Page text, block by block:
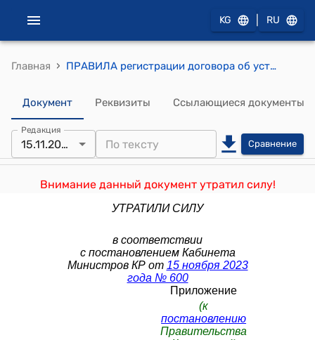
KG RU
Главная › ПРАВИЛА регистрации договора об уступке охранного документа на объект промышленной собственности, селекционное достижение, лицензионного до- говора о предоставлении права на их использование, договора о залоге исключительного права на объект промышленной собственности и договора о передаче технологии (к постановлению Правительства КР от 4 октября 2019 года N 519)
Документ Реквизиты Ссылающиеся документы
Редакция
15.11.2023 Сравнение
Внимание данный документ утратил силу!